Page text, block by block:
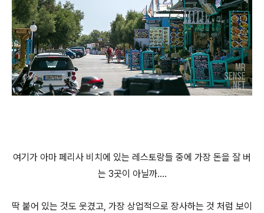
여기가 아마 페리사 비치에 있는 레스토랑들 중에 가장 돈을 잘 버
는 3곳이 아닐까....
딱 붙어 있는 것도 웃겼고, 가장 상업적으로 장사하는 것 처럼 보이